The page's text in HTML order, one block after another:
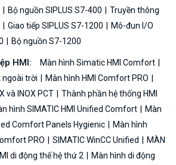
Bộ nguồn SIPLUS S7-400
Truyền thông
Giao tiếp SIPLUS S7-1200
Mô-đun I/O
Bộ nguồn S7-1200
HMI:
Màn hình Simatic HMI Comfort
ngoài trời
Màn hình HMI Comfort PRO
và INOX PCT
Thành phần hệ thống HMI
hình SIMATIC HMI Unified Comfort
Màn
Comfort Panels Hygienic
Màn hình
PRO
SIMATIC WinCC Unified
MÀN
di động thế hệ thứ 2
Màn hình di động